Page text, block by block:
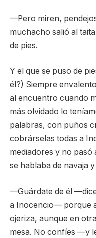
—Pero miren,
muchacho salió al
de pies.
Y el que se puso de
él?) Siempre
al encuentro cuando
más olvidado lo
palabras, con puños
cobrárselas todas a
mediadores y no pasó
se hablaba de navaja
—Guárdate de él
a Inocencio— porque
ojeriza, aunque en
mesa. No confíes —y